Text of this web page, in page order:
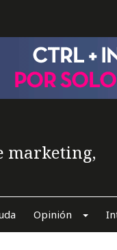
marketing,
Opinión